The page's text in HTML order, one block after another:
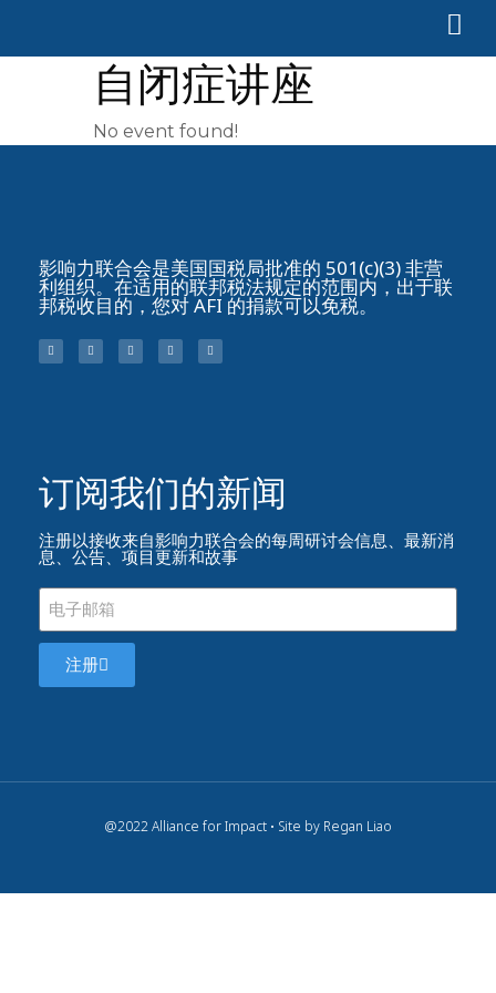
自闭症讲座
No event found!
影响力联合会是美国国税局批准的 501(c)(3) 非营
利组织。在适用的联邦税法规定的范围内，出于联
邦税收目的，您对 AFI 的捐款可以免税。
订阅我们的新闻​
注册以接收来自影响力联合会的每周研讨会信息、最新消
息、公告、项目更新和故事
注册
@2022 Alliance for Impact • Site by Regan Liao